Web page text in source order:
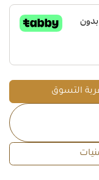
التسوق